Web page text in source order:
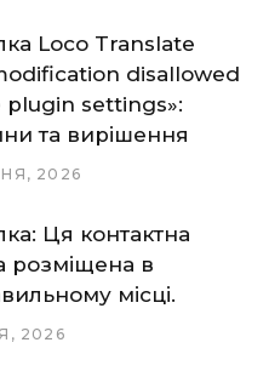
Loco Translate
disallowed
plugin settings»:
та вирішення
2026
Ця контактна
розміщена в
місці.
2026